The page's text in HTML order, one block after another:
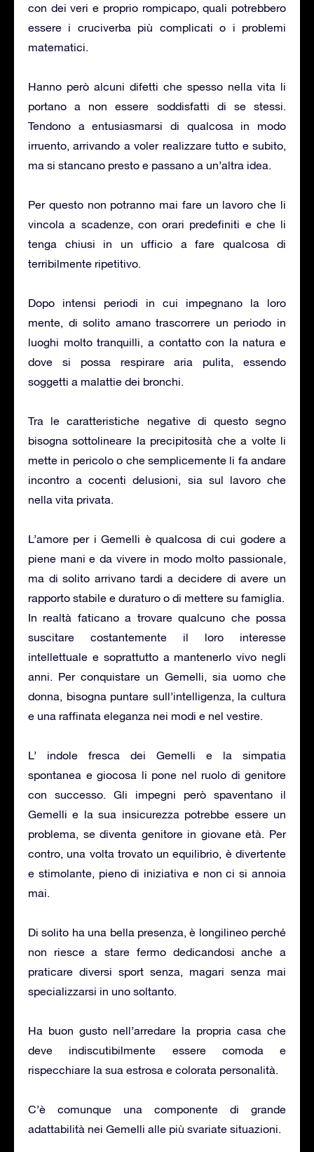
con dei veri e proprio rompicapo, quali potrebbero
essere i cruciverba più complicati o i problemi
matematici.
Hanno però alcuni difetti che spesso nella vita li
portano a non essere soddisfatti di se stessi.
Tendono a entusiasmarsi di qualcosa in modo
irruento, arrivando a voler realizzare tutto e subito,
ma si stancano presto e passano a un’altra idea.
Per questo non potranno mai fare un lavoro che li
vincola a scadenze, con orari predefiniti e che li
tenga chiusi in un ufficio a fare qualcosa di
terribilmente ripetitivo.
Dopo intensi periodi in cui impegnano la loro
mente, di solito amano trascorrere un periodo in
luoghi molto tranquilli, a contatto con la natura e
dove si possa respirare aria pulita, essendo
soggetti a malattie dei bronchi.
Tra le caratteristiche negative di questo segno
bisogna sottolineare la precipitosità che a volte li
mette in pericolo o che semplicemente li fa andare
incontro a cocenti delusioni, sia sul lavoro che
nella vita privata.
L’amore per i Gemelli è qualcosa di cui godere a
piene mani e da vivere in modo molto passionale,
ma di solito arrivano tardi a decidere di avere un
rapporto stabile e duraturo o di mettere su famiglia.
In realtà faticano a trovare qualcuno che possa
suscitare costantemente il loro interesse
intellettuale e soprattutto a mantenerlo vivo negli
anni. Per conquistare un Gemelli, sia uomo che
donna, bisogna puntare sull’intelligenza, la cultura
e una raffinata eleganza nei modi e nel vestire.
L’ indole fresca dei Gemelli e la simpatia
spontanea e giocosa li pone nel ruolo di genitore
con successo. Gli impegni però spaventano il
Gemelli e la sua insicurezza potrebbe essere un
problema, se diventa genitore in giovane età. Per
contro, una volta trovato un equilibrio, è divertente
e stimolante, pieno di iniziativa e non ci si annoia
mai.
Di solito ha una bella presenza, è longilineo perché
non riesce a stare fermo dedicandosi anche a
praticare diversi sport senza, magari senza mai
specializzarsi in uno soltanto.
Ha buon gusto nell’arredare la propria casa che
deve indiscutibilmente essere comoda e
rispecchiare la sua estrosa e colorata personalità.
C’è comunque una componente di grande
adattabilità nei Gemelli alle più svariate situazioni.